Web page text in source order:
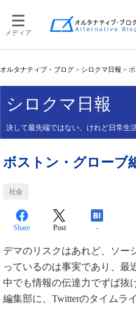
メディア
オルタナティブ・ブログ > シロクマ日報 >
シロクマ日報
決して最先端ではない、けれど日常生
ボストン・グローブ
社会
Share Post -
デマのリスクはあれど、ソー
っているのは事実であり、最
中でも情報の伝達力でずば抜
編集部に、Twitterのタイムラ